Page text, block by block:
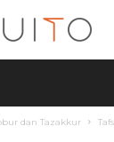
dan Tazakkur